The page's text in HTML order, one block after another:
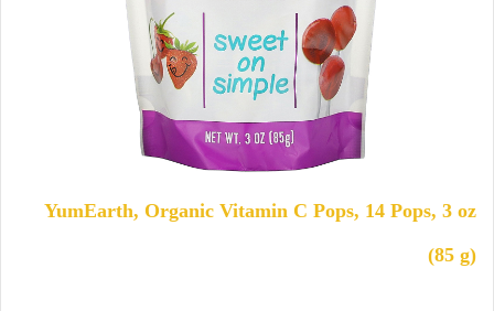
YumEarth, Organic Vitamin C Pops, 14 Pops, 3 oz
(85 g)